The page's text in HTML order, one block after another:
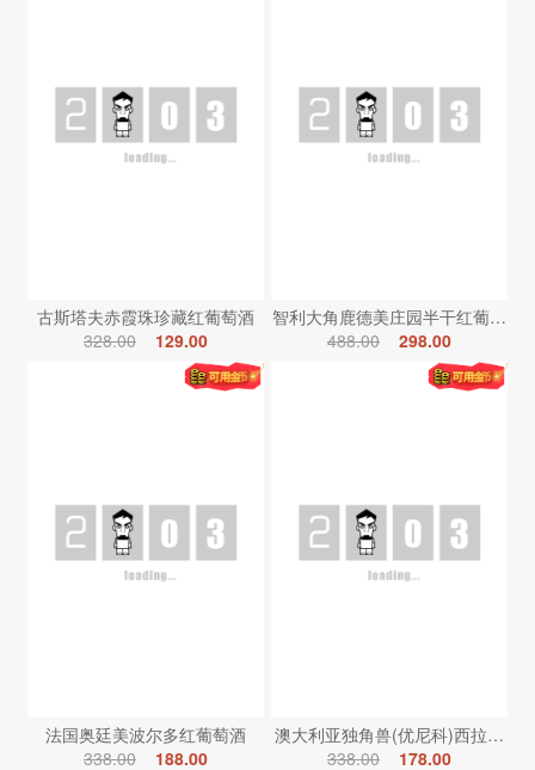
古斯塔夫赤霞珠珍藏红葡萄酒
328.00
129.00
智利大角鹿德美庄园半干红葡萄酒
488.00
298.00
法国奥廷美波尔多红葡萄酒
338.00
188.00
澳大利亚独角兽(优尼科)西拉红葡
338.00
178.00